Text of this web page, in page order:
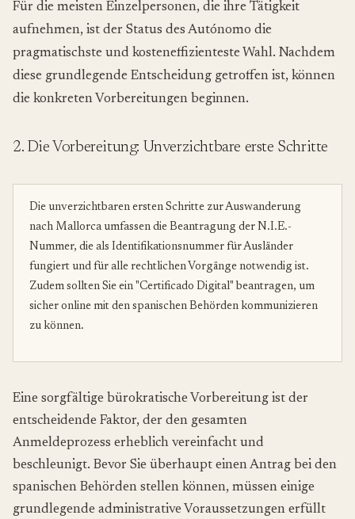
Für die meisten Einzelpersonen, die ihre Tätigkeit
aufnehmen, ist der Status des Autónomo die
pragmatischste und kosteneffizienteste Wahl. Nachdem
diese grundlegende Entscheidung getroffen ist, können
die konkreten Vorbereitungen beginnen.
2. Die Vorbereitung: Unverzichtbare erste Schritte
Die unverzichtbaren ersten Schritte zur Auswanderung
nach Mallorca umfassen die Beantragung der N.I.E.-
Nummer, die als Identifikationsnummer für Ausländer
fungiert und für alle rechtlichen Vorgänge notwendig ist.
Zudem sollten Sie ein "Certificado Digital" beantragen, um
sicher online mit den spanischen Behörden kommunizieren
zu können.
Eine sorgfältige bürokratische Vorbereitung ist der
entscheidende Faktor, der den gesamten
Anmeldeprozess erheblich vereinfacht und
beschleunigt. Bevor Sie überhaupt einen Antrag bei den
spanischen Behörden stellen können, müssen einige
grundlegende administrative Voraussetzungen erfüllt